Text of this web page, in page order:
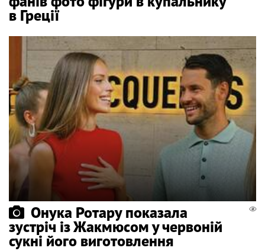
в Греції
Онука Ротару показала
зустріч із Жакмюсом у червоній
сукні його виготовлення